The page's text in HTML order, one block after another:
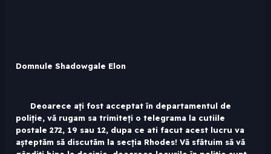
Domnule Shadowgale Elon
Deoarece ați fost acceptat în departamentul de
poliție, vă rugam sa trimiteți o telegrama la cutiile
postale 272, 19 sau 12, dupa ce ati facut acest lucru va
așteptăm să discutăm la secția Rhodes! Vă sfătuim să vă